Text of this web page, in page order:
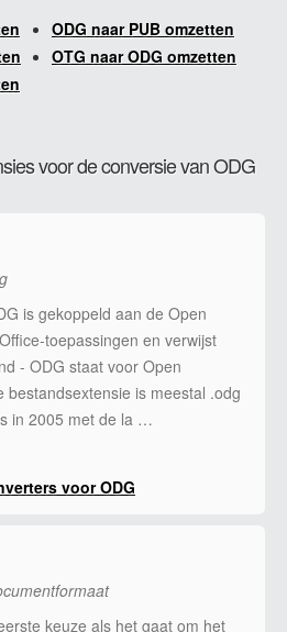
ODG naar PUB omzetten
OTG naar ODG omzetten
voor de conversie van ODG
is gekoppeld aan de Open
toepassingen en verwijst
- ODG staat voor Open
bestandsextensie is meestal .odg
in 2005 met de la …
voor ODG
keuze als het gaat om het